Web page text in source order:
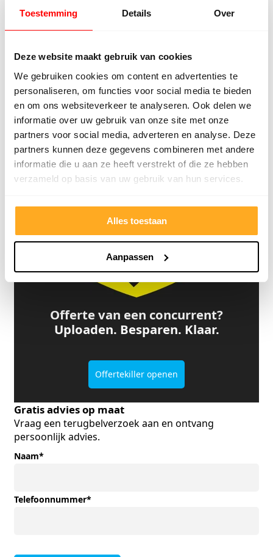
Toestemming Details Over
Deze website maakt gebruik van cookies
We gebruiken cookies om content en advertenties te
personaliseren, om functies voor social media te bieden
en om ons websiteverkeer te analyseren. Ook delen we
informatie over uw gebruik van onze site met onze
partners voor social media, adverteren en analyse. Deze
partners kunnen deze gegevens combineren met andere
informatie die u aan ze heeft verstrekt of die ze hebben
verzameld op basis van uw gebruik van hun services.
Alles toestaan
Aanpassen
4.8/5 24.553 reviews
Bekijk klantverhalen
Offerte van een concurrent?
Uploaden. Besparen. Klaar.
Offertekiller openen
Gratis advies op maat
Vraag een terugbelverzoek aan en ontvang
persoonlijk advies.
Naam*
Telefoonnummer*